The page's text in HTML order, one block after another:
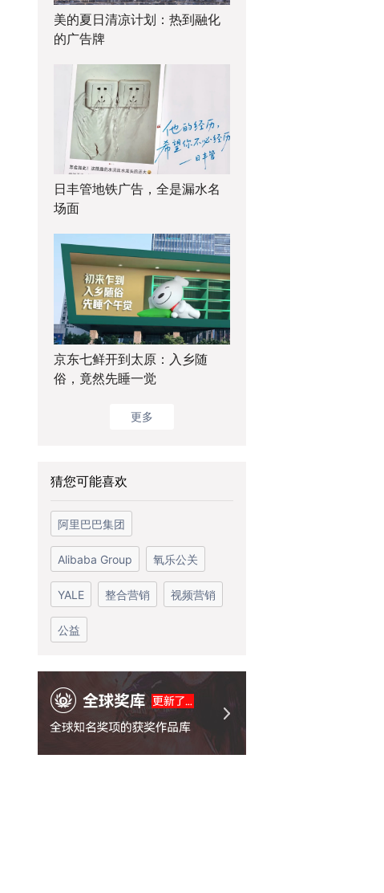
美的夏日清凉计划：热到融化
的广告牌
日丰管地铁广告，全是漏水名
场面
京东七鲜开到太原：入乡随
俗，竟然先睡一觉
更多
猜您可能喜欢
阿里巴巴集团
Alibaba Group 氧乐公关
YALE 整合营销 视频营销
公益